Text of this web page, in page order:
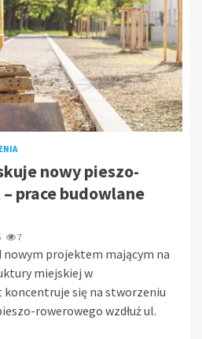
nowy pieszo-
prace budowlane
7
nowym projektem mającym na
miejskiej w
się na stworzeniu
rowerowego wzdłuż ul.